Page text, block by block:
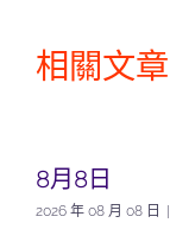
相關文章
8月8日
2026 年 08 月 08 日 |